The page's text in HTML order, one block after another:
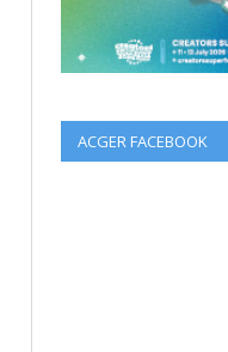
ACGER FACEBOOK